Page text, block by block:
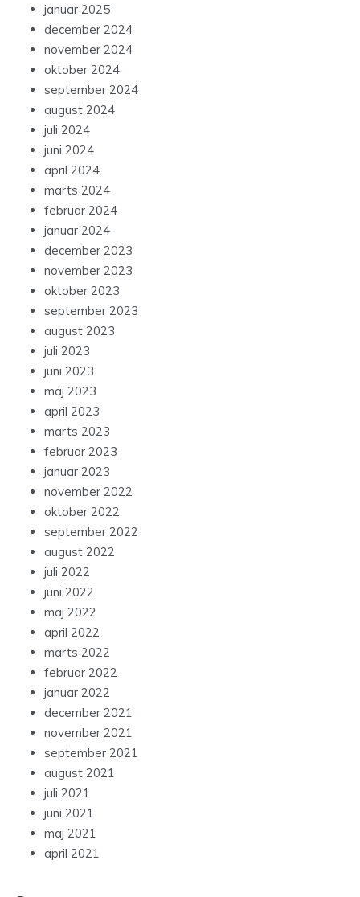
januar 2025
december 2024
november 2024
oktober 2024
september 2024
august 2024
juli 2024
juni 2024
april 2024
marts 2024
februar 2024
januar 2024
december 2023
november 2023
oktober 2023
september 2023
august 2023
juli 2023
juni 2023
maj 2023
april 2023
marts 2023
februar 2023
januar 2023
november 2022
oktober 2022
september 2022
august 2022
juli 2022
juni 2022
maj 2022
april 2022
marts 2022
februar 2022
januar 2022
december 2021
november 2021
september 2021
august 2021
juli 2021
juni 2021
maj 2021
april 2021